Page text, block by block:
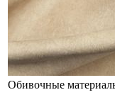
Обивочные